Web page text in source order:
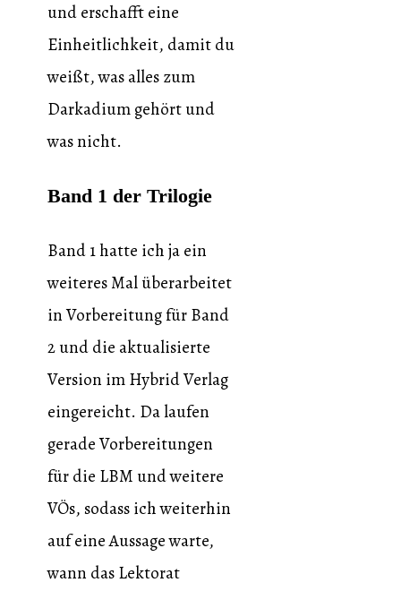
und erschafft eine
Einheitlichkeit, damit du
weißt, was alles zum
Darkadium gehört und
was nicht.
Band 1 der Trilogie
Band 1 hatte ich ja ein
weiteres Mal überarbeitet
in Vorbereitung für Band
2 und die aktualisierte
Version im Hybrid Verlag
eingereicht. Da laufen
gerade Vorbereitungen
für die LBM und weitere
VÖs, sodass ich weiterhin
auf eine Aussage warte,
wann das Lektorat